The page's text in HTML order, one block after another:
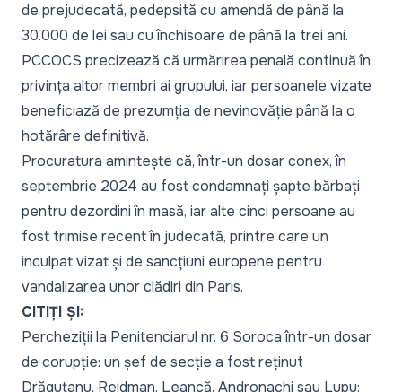
de prejudecată, pedepsită cu amendă de până la
30.000 de lei sau cu închisoare de până la trei ani.
PCCOCS precizează că urmărirea penală continuă în
privința altor membri ai grupului, iar persoanele vizate
beneficiază de prezumția de nevinovăție până la o
hotărâre definitivă.
Procuratura amintește că, într-un dosar conex, în
septembrie 2024 au fost condamnați șapte bărbați
pentru dezordini în masă, iar alte cinci persoane au
fost trimise recent în judecată, printre care un
inculpat vizat și de sancțiuni europene pentru
vandalizarea unor clădiri din Paris.
CITIȚI ȘI:
Percheziții la Penitenciarul nr. 6 Soroca într-un dosar
de corupție: un șef de secție a fost reținut
Drăguțanu, Reidman, Leancă, Andronachi sau Lupu: